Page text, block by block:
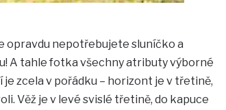
opravdu nepotřebujete sluníčko a
A tahle fotka všechny atributy výborné
zcela v pořádku – horizont je v třetině,
Věž je v levé svislé třetině, do kapuce